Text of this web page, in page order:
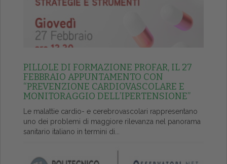
PILLOLE DI FORMAZIONE PROFAR, IL 27
FEBBRAIO APPUNTAMENTO CON
“PREVENZIONE CARDIOVASCOLARE E
MONITORAGGIO DELL’IPERTENSIONE”
Le malattie cardio- e cerebrovascolari rappresentano
uno dei problemi di maggiore rilevanza nel panorama
sanitario italiano in termini di...